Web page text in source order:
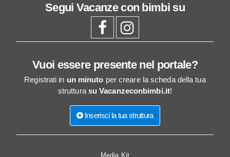
Segui Vacanze con bimbi su
Vuoi essere presente nel portale?
Registrati in un minuto per creare la scheda della tua
struttura su Vacanzeconbimbi.it!
Inserisci la tua struttura
Media Kit